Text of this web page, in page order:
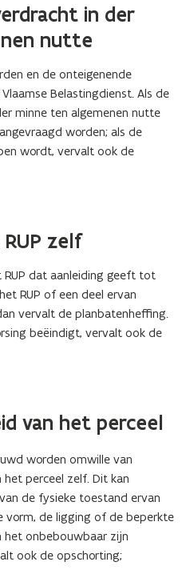
in der
nutte
en de onteigenende
Belastingdienst. Als de
minne ten algemenen nutte
worden; als de
wordt, vervalt ook de
zelf
RUP dat aanleiding geeft tot
RUP of een deel ervan
vervalt de planbatenheffing.
beëindigt, vervalt ook de
van het perceel
worden omwille van
het perceel zelf. Dit kan
de fysieke toestand ervan
vorm, de ligging of de beperkte
het onbebouwbaar zijn
ook de opschorting;